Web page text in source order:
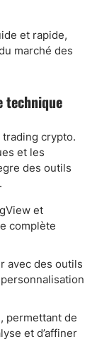
et rapide,
marché des
technique
trading crypto.
et les
des outils
et
complète
avec des outils
permettant de
et d’affiner